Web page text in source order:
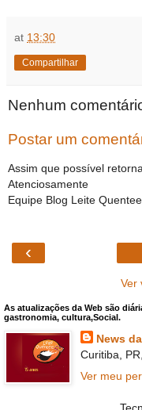
at 13:30
Compartilhar
Nenhum
Postar um
Assim que possível
Atenciosamente
Equipe Blog Leite
‹
Ver
As atualizações da Web são
gastronomia, cultura,Social.
News
Curitiba,
Ver meu